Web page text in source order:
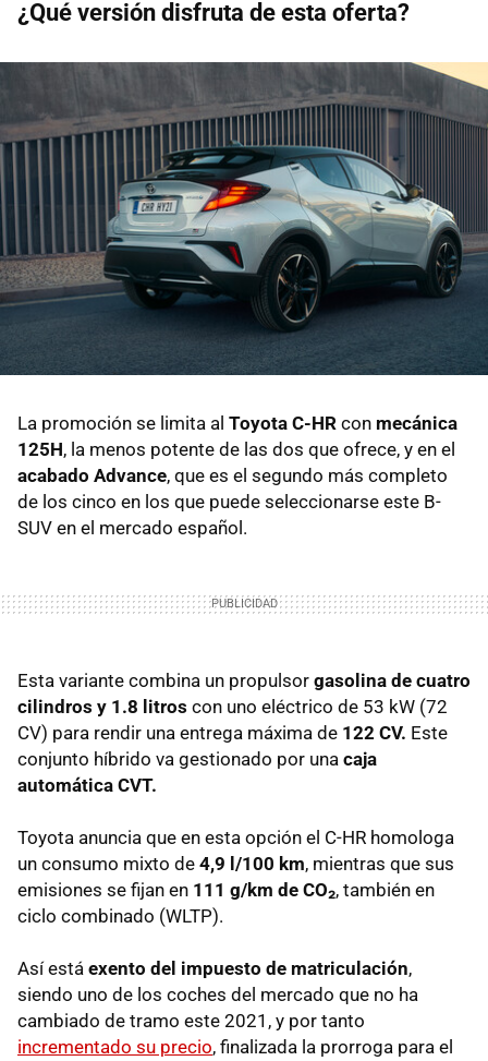
¿Qué versión disfruta de esta oferta?
La promoción se limita al Toyota C-HR con mecánica
125H, la menos potente de las dos que ofrece, y en el
acabado Advance, que es el segundo más completo
de los cinco en los que puede seleccionarse este B-
SUV en el mercado español.
Esta variante combina un propulsor gasolina de cuatro
cilindros y 1.8 litros con uno eléctrico de 53 kW (72
CV) para rendir una entrega máxima de 122 CV. Este
conjunto híbrido va gestionado por una caja
automática CVT.
Toyota anuncia que en esta opción el C-HR homologa
un consumo mixto de 4,9 l/100 km, mientras que sus
emisiones se fijan en 111 g/km de CO₂, también en
ciclo combinado (WLTP).
Así está exento del impuesto de matriculación,
siendo uno de los coches del mercado que no ha
cambiado de tramo este 2021, y por tanto
incrementado su precio, finalizada la prorroga para el